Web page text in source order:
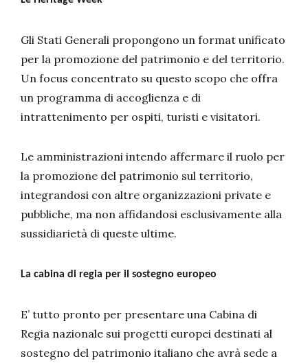
Gli Stati Generali propongono un format unificato
per la promozione del patrimonio e del territorio.
Un focus concentrato su questo scopo che offra
un programma di accoglienza e di
intrattenimento per ospiti, turisti e visitatori.
Le amministrazioni intendo affermare il ruolo per
la promozione del patrimonio sul territorio,
integrandosi con altre organizzazioni private e
pubbliche, ma non affidandosi esclusivamente alla
sussidiarietà di queste ultime.
La cabina di regia per il sostegno europeo
E’ tutto pronto per presentare una Cabina di
Regia nazionale sui progetti europei destinati al
sostegno del patrimonio italiano che avrà sede a